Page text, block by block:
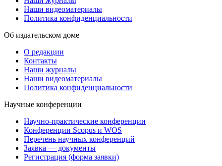
Наши видеоматериалы
Политика конфиденциальности
Об издательском доме
О редакции
Контакты
Наши журналы
Наши видеоматериалы
Политика конфиденциальности
Научные конференции
Научно-практические конференции
Конференции Scopus и WOS
Перечень научных конференций
Заявка — документы
Регистрация (форма заявки)